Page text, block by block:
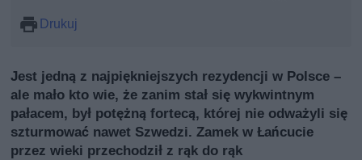
Drukuj
Jest jedną z najpiękniejszych rezydencji w Polsce –
ale mało kto wie, że zanim stał się wykwintnym
pałacem, był potężną fortecą, której nie odważyli się
szturmować nawet Szwedzi. Zamek w Łańcucie
przez wieki przechodził z rąk do rąk